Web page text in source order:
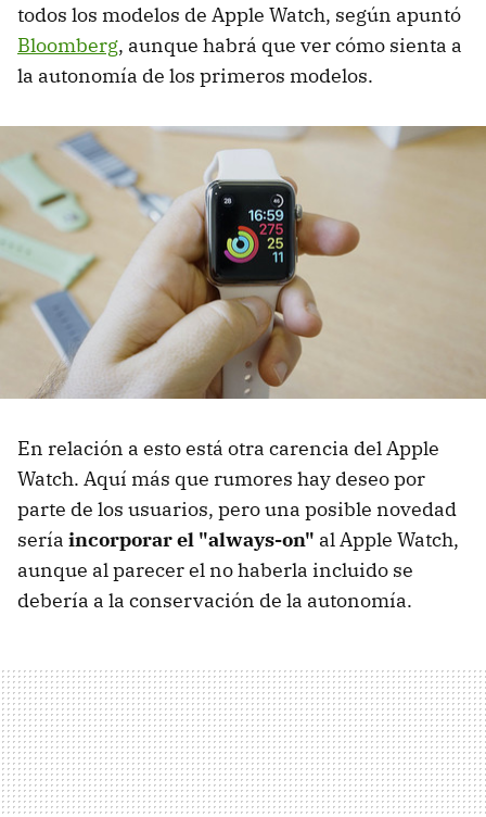
todos los modelos de Apple Watch, según apuntó
Bloomberg, aunque habrá que ver cómo sienta a
la autonomía de los primeros modelos.
En relación a esto está otra carencia del Apple
Watch. Aquí más que rumores hay deseo por
parte de los usuarios, pero una posible novedad
sería incorporar el "always-on" al Apple Watch,
aunque al parecer el no haberla incluido se
debería a la conservación de la autonomía.